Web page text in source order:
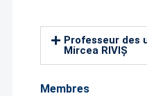
Professeur des
Mircea RIVIȘ
Membres